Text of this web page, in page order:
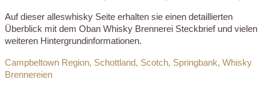
Auf dieser alleswhisky Seite erhalten sie einen detaillierten
Überblick mit dem Oban Whisky Brennerei Steckbrief und vielen
weiteren Hintergrundinformationen.
Campbeltown Region, Schottland, Scotch, Springbank, Whisky
Brennereien